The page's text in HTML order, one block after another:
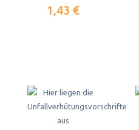
1,43 €